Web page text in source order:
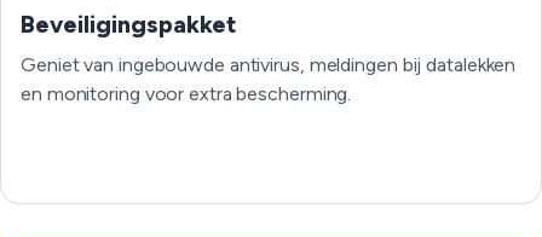
Beveiligingspakket
Geniet van ingebouwde antivirus, meldingen bij datalekken
en monitoring voor extra bescherming.